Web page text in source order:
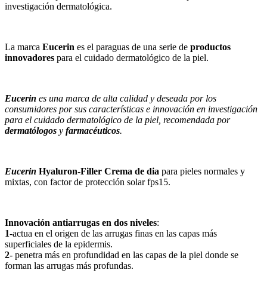
investigación dermatológica.
La marca Eucerin es el paraguas de una serie de productos
innovadores para el cuidado dermatológico de la piel.
Eucerin es una marca de alta calidad y deseada por los
consumidores por sus características e innovación en investigación
para el cuidado dermatológico de la piel, recomendada por
dermatólogos y farmacéuticos.
Eucerin Hyaluron-Filler Crema de dia para pieles normales y
mixtas, con factor de protección solar fps15.
Innovación antiarrugas en dos niveles:
1-actua en el origen de las arrugas finas en las capas más
superficiales de la epidermis.
2- penetra más en profundidad en las capas de la piel donde se
forman las arrugas más profundas.